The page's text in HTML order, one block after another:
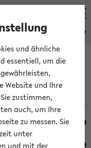
eKVV
und ähnliche
essentiell, um die
Website und Ihre
zustimmen,
auch, um Ihre
zu messen. Sie
unter
und mit der